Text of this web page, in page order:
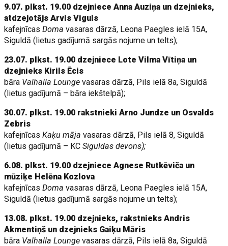
9.07. plkst. 19.00 dzejniece Anna Auziņa un dzejnieks,
atdzejotājs Arvis Viguls
kafejnīcasDomavasaras dārzā, Leona Paegles ielā 15A,
Siguldā (lietus gadījumā sargās nojume un telts);
23.07. plkst. 19.00 dzejniece Lote Vilma Vītiņa un
dzejnieks Kirils Ēcis
bāra Valhalla Lounge vasaras dārzā, Pils ielā 8a, Siguldā
(lietus gadījumā – bāra iekštelpā);
30.07. plkst. 19.00 rakstnieki Arno Jundze un Osvalds
Zebris
kafejnīcasKaķu māja vasaras dārzā, Pils ielā 8, Siguldā
(lietus gadījumā – KCSiguldas devons);
6.08. plkst. 19.00 dzejniece Agnese Rutkēviča un
mūziķe Helēna Kozlova
kafejnīcasDoma vasaras dārzā, Leona Paegles ielā 15A,
Siguldā (lietus gadījumā sargās nojume un telts);
13.08. plkst. 19.00 dzejnieks, rakstnieks Andris
Akmentiņš un dzejnieks Gaiķu Māris
bāra Valhalla Lounge vasaras dārzā, Pils ielā 8a, Siguldā